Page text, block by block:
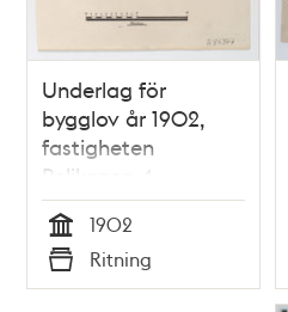
Underlag för
bygglov år 1902,
fastigheten
Pelikanen 4
Tid
1902
Typ
Ritning